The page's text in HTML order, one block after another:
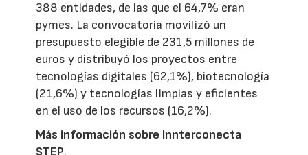
388 entidades, de las que el 64,7% eran
pymes. La convocatoria movilizó un
presupuesto elegible de 231,5 millones de
euros y distribuyó los proyectos entre
tecnologías digitales (62,1%), biotecnología
(21,6%) y tecnologías limpias y eficientes
en el uso de los recursos (16,2%).
Más información sobre Innterconecta
STEP.